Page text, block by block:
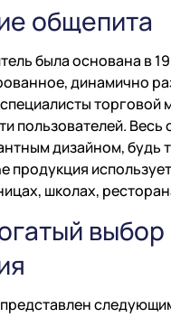
общепита
была основана в
динамично
пользователей.
дизайном, будь
продукция
школах,